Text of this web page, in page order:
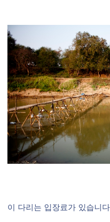
이 다리는 입장료가 있습니